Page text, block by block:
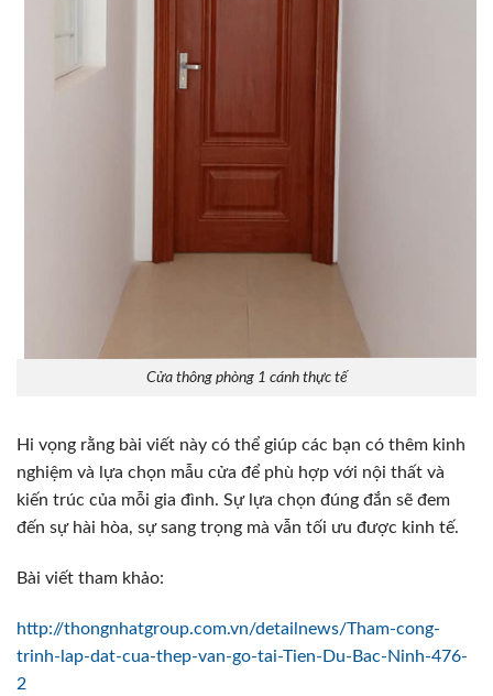
Cửa thông phòng 1 cánh thực tế
Hi vọng rằng bài viết này có thể giúp các bạn có thêm kinh
nghiệm và lựa chọn mẫu cửa để phù hợp với nội thất và
kiến trúc của mỗi gia đình. Sự lựa chọn đúng đắn sẽ đem
đến sự hài hòa, sự sang trọng mà vẫn tối ưu được kinh tế.
Bài viết tham khảo:
http://thongnhatgroup.com.vn/detailnews/Tham-cong-
trinh-lap-dat-cua-thep-van-go-tai-Tien-Du-Bac-Ninh-476-
2